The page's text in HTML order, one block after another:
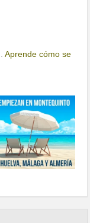
Aprende cómo se